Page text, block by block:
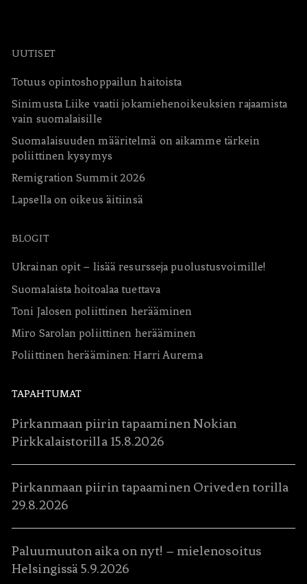
UUTISET
Totuus opintoshoppailun haitoista
Sinimusta Liike vaatii jokamiehenoikeuksien rajaamista
vain suomalaisille
Suomalaisuuden määritelmä on aikamme tärkein
poliittinen kysymys
Remigration Summit 2026
Lapsella on oikeus äitiinsä
BLOGIT
Ukrainan opit – lisää resursseja puolustusvoimille!
Suomalaista hoitoalaa tuettava
Toni Jalosen poliittinen herääminen
Miro Sarolan poliittinen herääminen
Poliittinen herääminen: Harri Aurema
TAPAHTUMAT
Pirkanmaan piirin tapaaminen Nokian
Pirkkalaistorilla 15.8.2026
Pirkanmaan piirin tapaaminen Oriveden torilla
29.8.2026
Paluumuuton aika on nyt! – mielenosoitus
Helsingissä 5.9.2026